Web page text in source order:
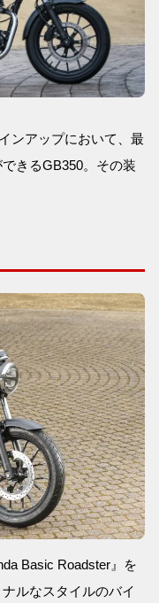
ンアップにおいて、最
きるGB350。その装
Basic Roadster』を
ルなスタイルのバイ